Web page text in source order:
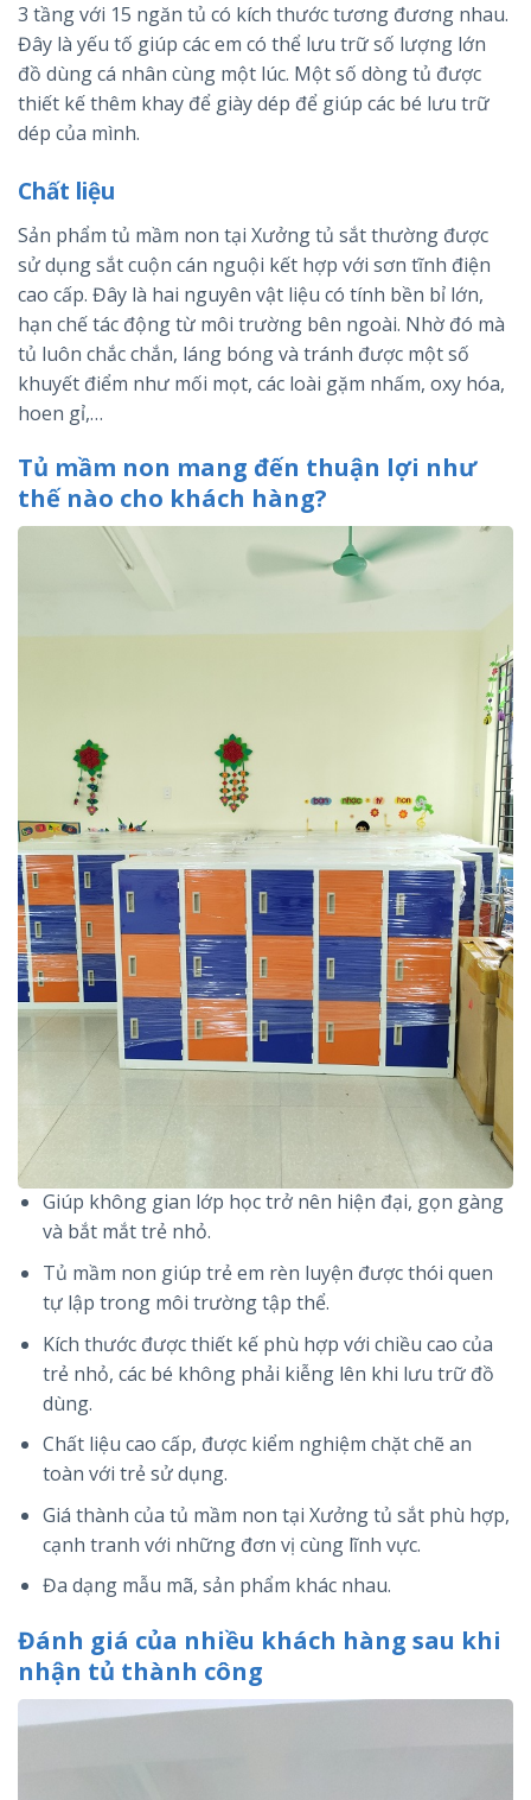
3 tầng với 15 ngăn tủ có kích thước tương đương nhau.
Đây là yếu tố giúp các em có thể lưu trữ số lượng lớn
đồ dùng cá nhân cùng một lúc. Một số dòng tủ được
thiết kế thêm khay để giày dép để giúp các bé lưu trữ
dép của mình.
Chất liệu
Sản phẩm tủ mầm non tại Xưởng tủ sắt thường được
sử dụng sắt cuộn cán nguội kết hợp với sơn tĩnh điện
cao cấp. Đây là hai nguyên vật liệu có tính bền bỉ lớn,
hạn chế tác động từ môi trường bên ngoài. Nhờ đó mà
tủ luôn chắc chắn, láng bóng và tránh được một số
khuyết điểm như mối mọt, các loài gặm nhấm, oxy hóa,
hoen gỉ,…
Tủ mầm non mang đến thuận lợi như
thế nào cho khách hàng?
Giúp không gian lớp học trở nên hiện đại, gọn gàng
và bắt mắt trẻ nhỏ.
Tủ mầm non giúp trẻ em rèn luyện được thói quen
tự lập trong môi trường tập thể.
Kích thước được thiết kế phù hợp với chiều cao của
trẻ nhỏ, các bé không phải kiễng lên khi lưu trữ đồ
dùng.
Chất liệu cao cấp, được kiểm nghiệm chặt chẽ an
toàn với trẻ sử dụng.
Giá thành của tủ mầm non tại Xưởng tủ sắt phù hợp,
cạnh tranh với những đơn vị cùng lĩnh vực.
Đa dạng mẫu mã, sản phẩm khác nhau.
Đánh giá của nhiều khách hàng sau khi
nhận tủ thành công